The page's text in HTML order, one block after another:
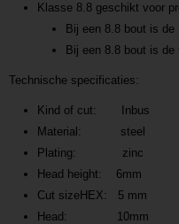
Klasse 8.8 geschikt voor
Bij een 8.8 bout is de
Bij een 8.8 bout is
Technische specificaties:
Kind of cut: Inbus
Material: steel
Plating: zinc
Head height: 6mm
Cut sizeHEX: 5 mm
Head: 10mm